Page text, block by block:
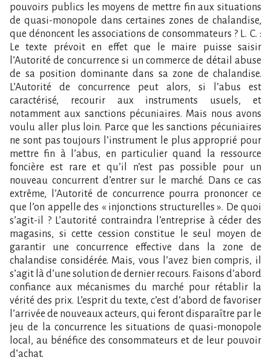
pouvoirs publics les moyens de mettre fin aux situations
de quasi-monopole dans certaines zones de chalandise,
que dénoncent les associations de consommateurs ? L. C. :
Le texte prévoit en effet que le maire puisse saisir
l’Autorité de concurrence si un commerce de détail abuse
de sa position dominante dans sa zone de chalandise.
L’Autorité de concurrence peut alors, si l’abus est
caractérisé, recourir aux instruments usuels, et
notamment aux sanctions pécuniaires. Mais nous avons
voulu aller plus loin. Parce que les sanctions pécuniaires
ne sont pas toujours l’instrument le plus approprié pour
mettre fin à l’abus, en particulier quand la ressource
foncière est rare et qu’il n’est pas possible pour un
nouveau concurrent d’entrer sur le marché. Dans ce cas
extrême, l’Autorité de concurrence pourra prononcer ce
que l’on appelle des « injonctions structurelles ». De quoi
s’agit-il ? L’autorité contraindra l’entreprise à céder des
magasins, si cette cession constitue le seul moyen de
garantir une concurrence effective dans la zone de
chalandise considérée. Mais, vous l’avez bien compris, il
s’agit là d’une solution de dernier recours. Faisons d’abord
confiance aux mécanismes du marché pour rétablir la
vérité des prix. L’esprit du texte, c’est d’abord de favoriser
l’arrivée de nouveaux acteurs, qui feront disparaître par le
jeu de la concurrence les situations de quasi-monopole
local, au bénéfice des consommateurs et de leur pouvoir
d’achat.